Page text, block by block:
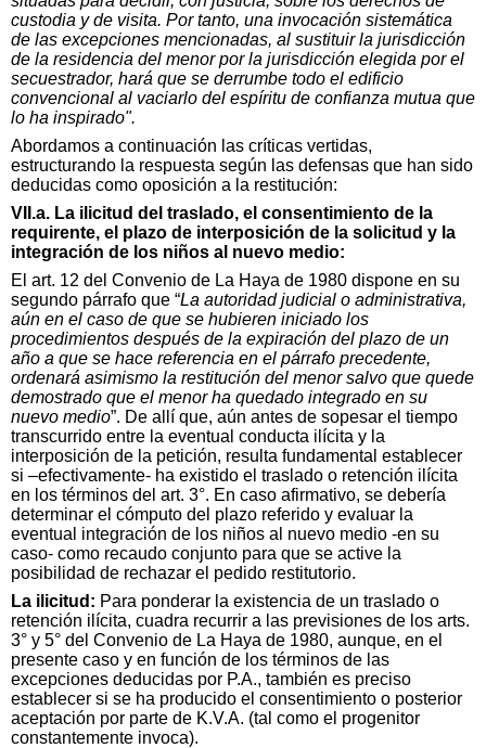
custodia y de visita. Por tanto, una invocación sistemática
de las excepciones mencionadas, al sustituir la jurisdicción
de la residencia del menor por la jurisdicción elegida por el
secuestrador, hará que se derrumbe todo el edificio
convencional al vaciarlo del espíritu de confianza mutua que
lo ha inspirado".
Abordamos a continuación las críticas vertidas,
estructurando la respuesta según las defensas que han sido
deducidas como oposición a la restitución:
VII.a. La ilicitud del traslado, el consentimiento de la
requirente, el plazo de interposición de la solicitud y la
integración de los niños al nuevo medio:
El art. 12 del Convenio de La Haya de 1980 dispone en su
segundo párrafo que “La autoridad judicial o administrativa,
aún en el caso de que se hubieren iniciado los
procedimientos después de la expiración del plazo de un
año a que se hace referencia en el párrafo precedente,
ordenará asimismo la restitución del menor salvo que quede
demostrado que el menor ha quedado integrado en su
nuevo medio”. De allí que, aún antes de sopesar el tiempo
transcurrido entre la eventual conducta ilícita y la
interposición de la petición, resulta fundamental establecer
si –efectivamente- ha existido el traslado o retención ilícita
en los términos del art. 3°. En caso afirmativo, se debería
determinar el cómputo del plazo referido y evaluar la
eventual integración de los niños al nuevo medio -en su
caso- como recaudo conjunto para que se active la
posibilidad de rechazar el pedido restitutorio.
La ilicitud: Para ponderar la existencia de un traslado o
retención ilícita, cuadra recurrir a las previsiones de los arts.
3° y 5° del Convenio de La Haya de 1980, aunque, en el
presente caso y en función de los términos de las
excepciones deducidas por P.A., también es preciso
establecer si se ha producido el consentimiento o posterior
aceptación por parte de K.V.A. (tal como el progenitor
constantemente invoca).